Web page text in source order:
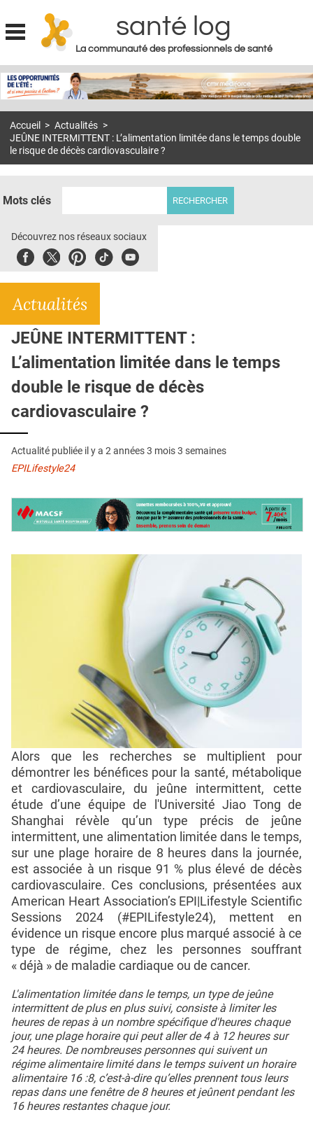
Jump to navigation
santé log
La communauté des professionnels de santé
MON COMPTE
S'ABONNER À LA REVUE SOIN À DOMICILE
ACTUS
E-REVUE SAD
THÉMA
CONTACT
Accueil > Actualités >
JEÛNE INTERMITTENT : L’alimentation limitée dans le temps double
le risque de décès cardiovasculaire ?
Mots clés
Découvrez nos réseaux sociaux
FacebookTwitterPinterest
TiktokYoubute
Actualités
JEÛNE INTERMITTENT :
L’alimentation limitée dans le temps
double le risque de décès
cardiovasculaire ?
Actualité publiée il y a 2 années 3 mois 3 semaines
EPILifestyle24
Alors que les recherches se multiplient pour
démontrer les bénéfices pour la santé, métabolique
et cardiovasculaire, du jeûne intermittent, cette
étude d’une équipe de l'Université Jiao Tong de
Shanghai révèle qu’un type précis de jeûne
intermittent, une alimentation limitée dans le temps,
sur une plage horaire de 8 heures dans la journée,
est associée à un risque 91 % plus élevé de décès
cardiovasculaire. Ces conclusions, présentées aux
American Heart Association’s EPI|Lifestyle Scientific
Sessions 2024 (#EPILifestyle24), mettent en
évidence un risque encore plus marqué associé à ce
type de régime, chez les personnes souffrant
« déjà » de maladie cardiaque ou de cancer.
L'alimentation limitée dans le temps, un type de jeûne
intermittent de plus en plus suivi, consiste à limiter les
heures de repas à un nombre spécifique d'heures chaque
jour, une plage horaire qui peut aller de 4 à 12 heures sur
24 heures. De nombreuses personnes qui suivent un
régime alimentaire limité dans le temps suivent un horaire
alimentaire 16 :8, c’est-à-dire qu’elles prennent tous leurs
repas dans une fenêtre de 8 heures et jeûnent pendant les
16 heures restantes chaque jour.